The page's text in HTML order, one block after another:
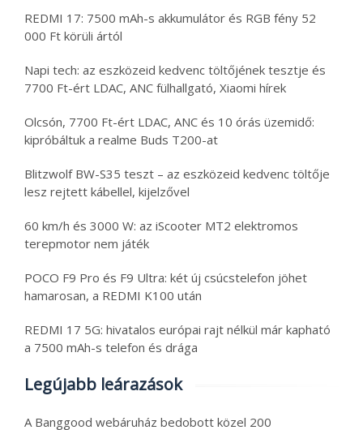
REDMI 17: 7500 mAh-s akkumulátor és RGB fény 52
000 Ft körüli ártól
Napi tech: az eszközeid kedvenc töltőjének tesztje és
7700 Ft-ért LDAC, ANC fülhallgató, Xiaomi hírek
Olcsón, 7700 Ft-ért LDAC, ANC és 10 órás üzemidő:
kipróbáltuk a realme Buds T200-at
Blitzwolf BW-S35 teszt – az eszközeid kedvenc töltője
lesz rejtett kábellel, kijelzővel
60 km/h és 3000 W: az iScooter MT2 elektromos
terepmotor nem játék
POCO F9 Pro és F9 Ultra: két új csúcstelefon jöhet
hamarosan, a REDMI K100 után
REDMI 17 5G: hivatalos európai rajt nélkül már kapható
a 7500 mAh-s telefon és drága
Legújabb leárazások
A Banggood webáruház bedobott közel 200